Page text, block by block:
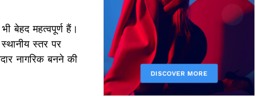
बेहद महत्वपूर्ण हैं।
स्तर पर
नागरिक बनने की